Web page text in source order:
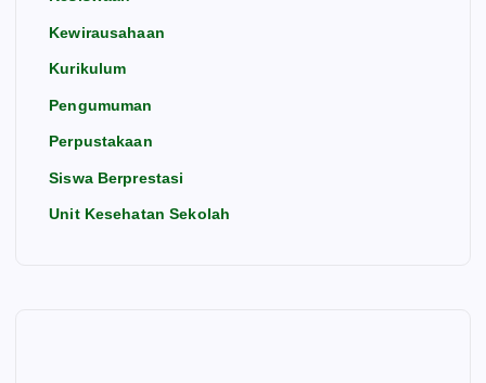
Kewirausahaan
Kurikulum
Pengumuman
Perpustakaan
Siswa Berprestasi
Unit Kesehatan Sekolah